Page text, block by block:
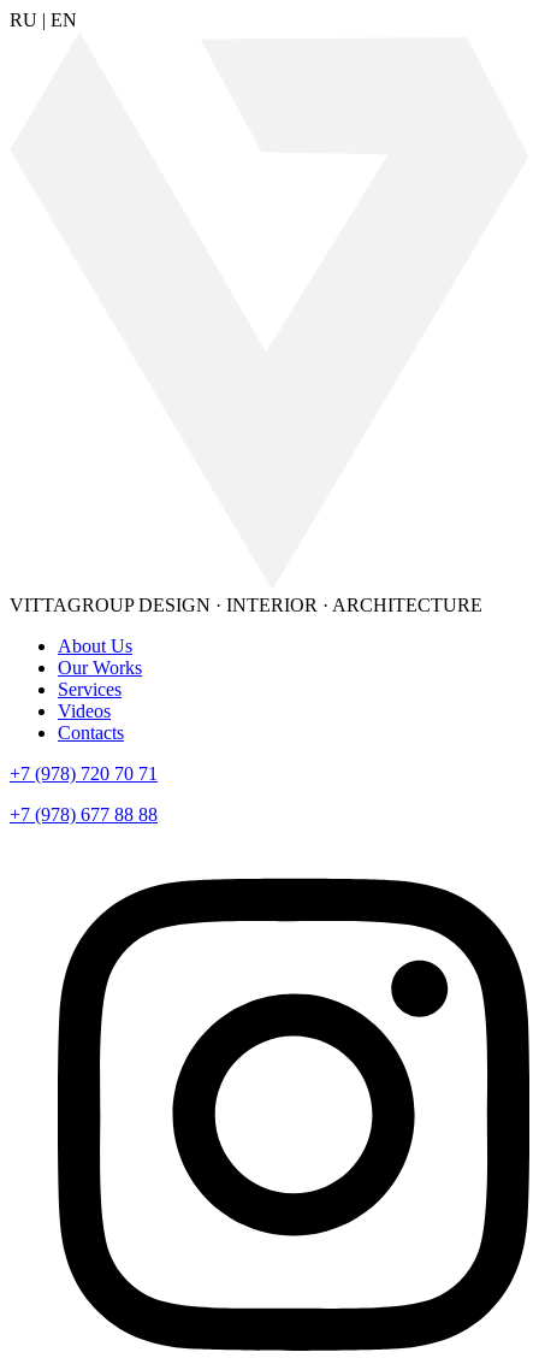
RU | EN
VITTAGROUP DESIGN · INTERIOR · ARСHITECTURE
About Us
Our Works
Services
Videos
Contacts
+7 (978) 720 70 71
+7 (978) 677 88 88